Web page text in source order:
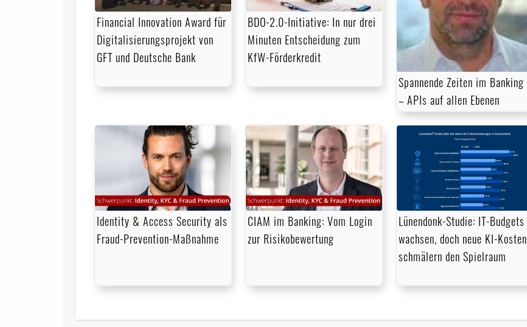
Financial Innovation Award für
Digitalisierungsprojekt von
GFT und Deutsche Bank
BDO-2.0-Initiative: In nur drei
Minuten Entscheidung zum
KfW-Förderkredit
Spannende Zeiten im Banking
– APIs auf allen Ebenen
Identity & Access Security als
Fraud-Prevention-Maßnahme
CIAM im Banking: Vom Login
zur Risikobewertung
Lünendonk-Studie: IT-Budgets
wachsen, doch neue KI-Kosten
schmälern den Spielraum